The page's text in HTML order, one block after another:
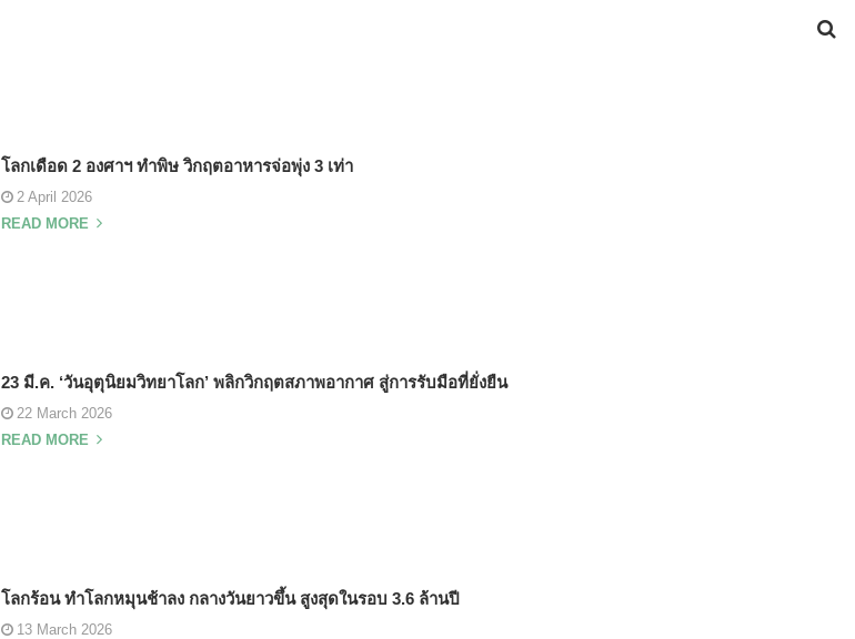
โลกเดือด 2 องศาฯ ทำพิษ วิกฤตอาหารจ่อพุ่ง 3 เท่า
2 April 2026
READ MORE
23 มี.ค. ‘วันอุตุนิยมวิทยาโลก’ พลิกวิกฤตสภาพอากาศ สู่การรับมือที่ยั่งยืน
22 March 2026
READ MORE
โลกร้อน ทำโลกหมุนช้าลง กลางวันยาวขึ้น สูงสุดในรอบ 3.6 ล้านปี
13 March 2026